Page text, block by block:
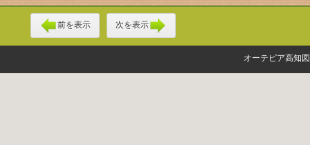
前を表示 次を表示
オーテピア高知